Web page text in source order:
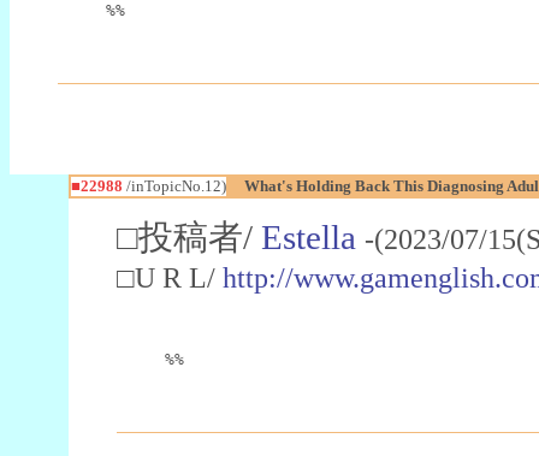
%%
■22988 /inTopicNo.12) What's Holding Back This Diagnosing
□投稿者/ Estella -(2023/07/
□U R L/ http://
%%